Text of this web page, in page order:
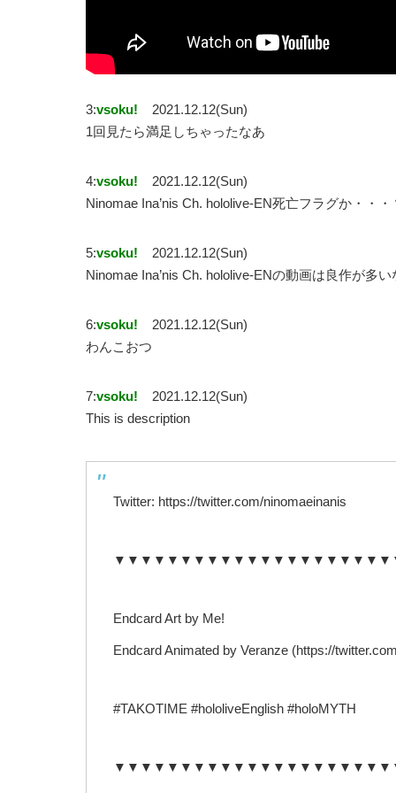
3:vsoku!
2021.12.12(Sun)
1回見たら満足しちゃったなあ
4:vsoku!
2021.12.12(Sun)
Ninomae Ina’nis Ch. hololive-EN死亡フラグか・・・
5:vsoku!
2021.12.12(Sun)
Ninomae Ina’nis Ch. hololive-ENの動画は良作が多い
6:vsoku!
2021.12.12(Sun)
わんこおつ
7:vsoku!
2021.12.12(Sun)
This is description
Twitter: https://twitter.com/ninomaeinanis
Endcard Art by Me!
Endcard Animated by Veranze (https://
#TAKOTIME #hololiveEnglish #holoMYTH